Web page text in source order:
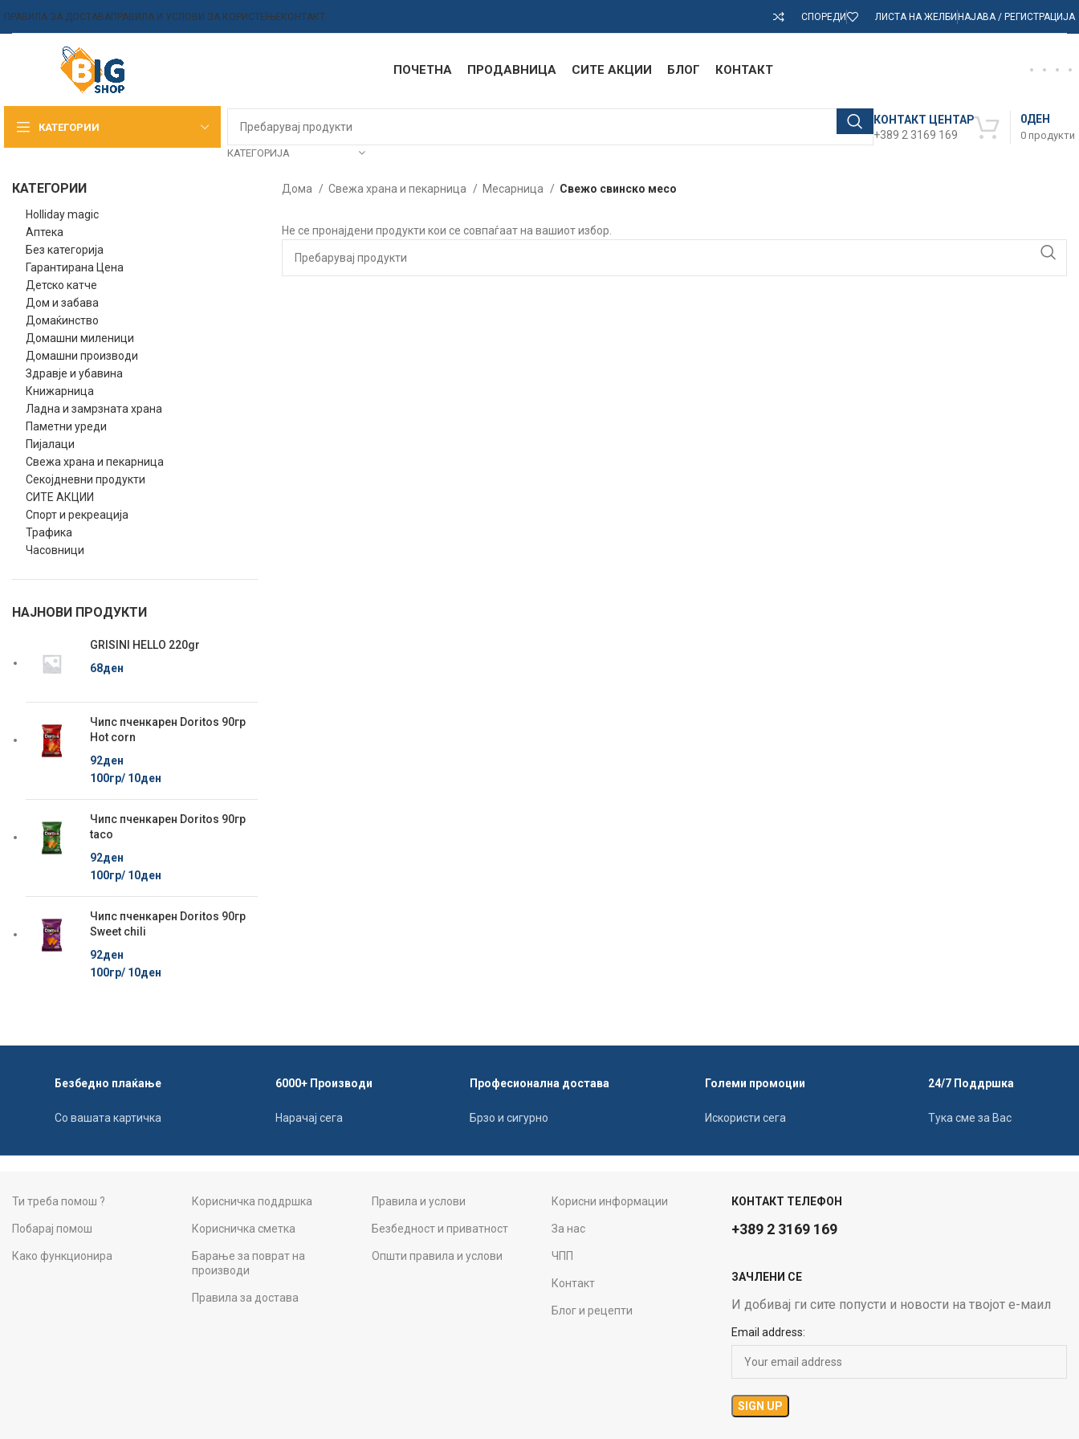
ПРАВИЛА ЗА ДОСТАВАПРАВИЛА И УСЛОВИ ЗА КОРИСТЕЊЕКОНТАКТ СПОРЕДИ ЛИСТА НА ЖЕЛБИНАЈАВА / РЕГИСТРАЦИЈА
ПОЧЕТНА ПРОДАВНИЦА СИТЕ АКЦИИ БЛОГ КОНТАКТ
КАТЕГОРИИ
КАТЕГОРИЈА
КОНТАКТ ЦЕНТАР
+389 2 3169 169
0 продукти
0ДЕН
КАТЕГОРИИ
Holliday magic
Аптека
Без категорија
Гарантирана Цена
Детско катче
Дом и забава
Домаќинство
Домашни миленици
Домашни производи
Здравје и убавина
Книжарница
Ладна и замрзната храна
Паметни уреди
Пијалаци
Свежа храна и пекарница
Секојдневни продукти
СИТЕ АКЦИИ
Спорт и рекреација
Трафика
Часовници
НАЈНОВИ ПРОДУКТИ
GRISINI HELLO 220gr
68ден
Чипс пченкарен Doritos 90гр
Hot corn
92ден
100гр/ 10ден
Чипс пченкарен Doritos 90гр
taco
92ден
100гр/ 10ден
Чипс пченкарен Doritos 90гр
Sweet chili
92ден
100гр/ 10ден
Дома Свежа храна и пекарница Месарница Свежо свинско месо
Не се пронајдени продукти кои се совпаѓаат на вашиот избор.
Безбедно плаќање
Со вашата картичка
6000+ Производи
Нарачај сега
Професионална достава
Брзо и сигурно
Големи промоции
Искористи сега
24/7 Поддршка
Тука сме за Вас
Ти треба помош ?
Побарај помош
Како функционира
Корисничка поддршка
Корисничка сметка
Барање за поврат на
производи
Правила за достава
Правила и услови
Безбедност и приватност
Општи правила и услови
Корисни информации
За нас
ЧПП
Контакт
Блог и рецепти
КОНТАКТ ТЕЛЕФОН
+389 2 3169 169
ЗАЧЛЕНИ СЕ
И добивај ги сите попусти и новости на твојот е-маил
Email address: